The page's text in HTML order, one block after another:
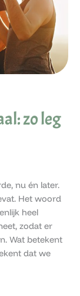
zo leg
nu én later.
Het woord
heel
zodat er
Wat betekent
dat we